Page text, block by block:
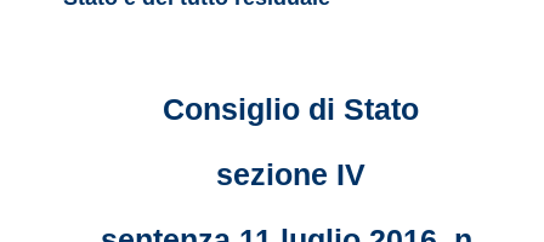
Consiglio di Stato
sezione IV